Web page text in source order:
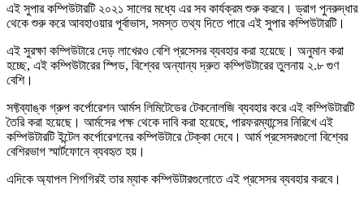
এই সুপার কম্পিউটারটি ২০২১ সালের মধ্যে এর সব কার্যক্রম শুরু করবে। ড্রাগ পুনরুদ্ধার
থেকে শুরু করে আবহাওয়ার পূর্বাভাস, সমস্ত তথ্য দিতে পারে এই সুপার কম্পিউটারটি।
এই সুরক্ষা কম্পিউটারে দেড় লাখেরও বেশি প্রসেসর ব্যবহার করা হয়েছে। অনুমান করা
হচ্ছে, এই কম্পিউটারের স্পিড, বিশ্বের অন্যান্য দ্রুত কম্পিউটারের তুলনায় ২.৮ গুণ
বেশি।
সফ্টব্যাঙ্ক গ্রুপ কর্পোরেশন আর্মস লিমিটেডের টেকনোলজি ব্যবহার করে এই কম্পিউটারটি
তৈরি করা হয়েছে। আর্মসের পক্ষ থেকে দাবি করা হয়েছে, পারফরম্যান্সের নিরিখে এই
কম্পিউটারটি ইন্টেল কর্পোরেশনের কম্পিউটারে টেক্কা দেবে। আর্ম প্রসেসরগুলো বিশ্বের
বেশিরভাগ স্মার্টফোনে ব্যবহৃত হয়।
এদিকে অ্যাপল শিগগিরই তার ম্যাক কম্পিউটারগুলোতে এই প্রসেসর ব্যবহার করবে।